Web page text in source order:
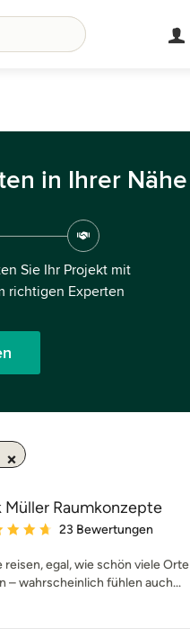
in Ihrer Nähe
Sie Ihr Projekt mit
richtigen Experten
Müller Raumkonzepte
Bewertung: 4.8 von 5
23 Bewertungen
reisen, egal, wie schön viele
– wahrscheinlich fühlen auch...